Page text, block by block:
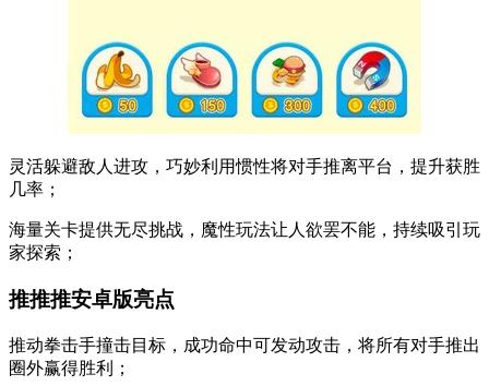
灵活躲避敌人进攻，巧妙利用惯性将对手推离平台，提升获胜
几率；
海量关卡提供无尽挑战，魔性玩法让人欲罢不能，持续吸引玩
家探索；
推推推安卓版亮点
推动拳击手撞击目标，成功命中可发动攻击，将所有对手推出
圈外赢得胜利；